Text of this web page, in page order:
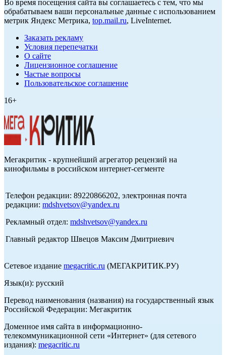
Во время посещения сайта вы соглашаетесь с тем, что мы
обрабатываем ваши персональные данные с использованием
метрик Яндекс Метрика, top.mail.ru, LiveInternet.
Заказать рекламу
Условия перепечатки
О сайте
Лицензионное соглашение
Частые вопросы
Пользовательское соглашение
16+
Мегакритик - крупнейший агрегатор рецензий на
кинофильмы в российском интернет-сегменте
Телефон редакции: 89220866202, электронная почта
редакции: mdshvetsov@yandex.ru
Рекламный отдел: mdshvetsov@yandex.ru
Главный редактор Швецов Максим Дмитриевич
Сетевое издание megacritic.ru (МЕГАКРИТИК.РУ)
Язык(и): русский
Перевод наименования (названия) на государственный язык
Российской Федерации: Мегакритик
Доменное имя сайта в информационно-
телекоммуникационной сети «Интернет» (для сетевого
издания): megacritic.ru